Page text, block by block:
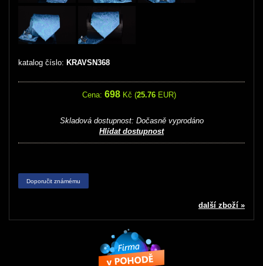
katalog číslo: KRAVSN368
Cena: 698 Kč (25.76 EUR)
Skladová dostupnost: Dočasně vyprodáno
Hlídat dostupnost
Doporučit známému
další zboží »